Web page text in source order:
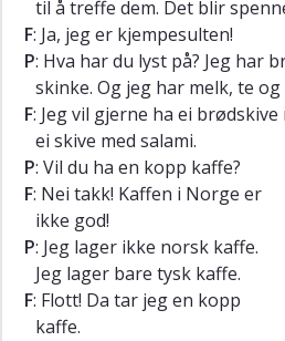
Vocabulary
Extras
til å treffe dem. Det blir
F: Ja, jeg er kjempesulten!
P: Hva har du lyst på? Jeg har
skinke. Og jeg har melk, te og
F: Jeg vil gjerne ha ei
ei skive med salami.
P: Vil du ha en kopp kaffe?
F: Nei takk! Kaffen i Norge er
ikke god!
P: Jeg lager ikke norsk kaffe.
Jeg lager bare tysk kaffe.
F: Flott! Da tar jeg en kopp
kaffe.